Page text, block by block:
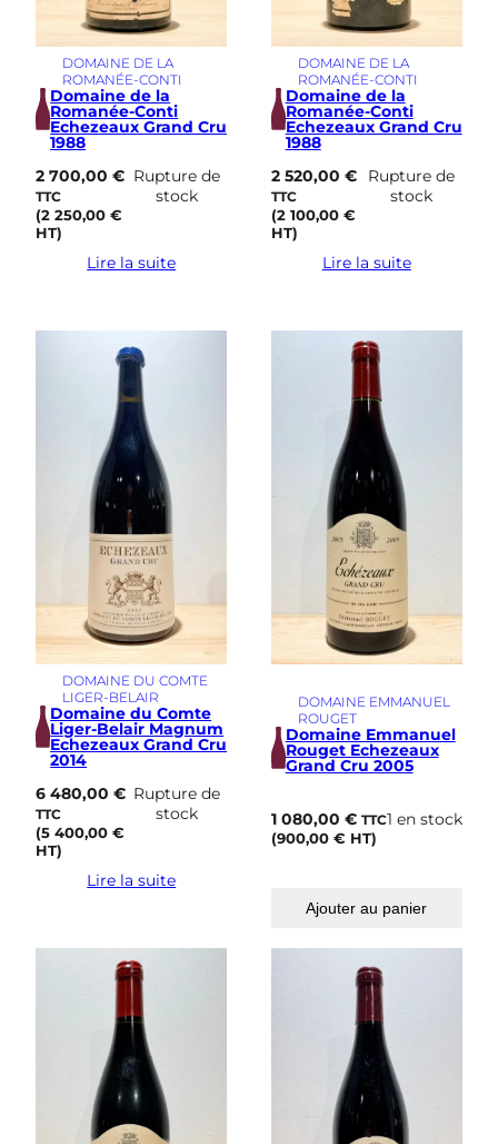
DOMAINE DE LA
ROMANÉE-CONTI
Domaine de la
Romanée-Conti
Echezeaux Grand Cru
1988
2 700,00€
TTC
(2 250,00€
HT)
Rupture de
stock
Lire la suite
DOMAINE DE LA
ROMANÉE-CONTI
Domaine de la
Romanée-Conti
Echezeaux Grand Cru
1988
2 520,00 €
TTC
(2 100,00 €
HT)
Rupture de
stock
Lire la suite
DOMAINE DU COMTE
LIGER-BELAIR
Domaine du Comte
Liger-Belair Magnum
Echezeaux Grand Cru
2014
6 480,00€
TTC
(5 400,00€
HT)
Rupture de
stock
Lire la suite
DOMAINE EMMANUEL
ROUGET
Domaine Emmanuel
Rouget Echezeaux
Grand Cru 2005
1 080,00 € TTC
(900,00 €HT)
1 en stock
Ajouter au panier